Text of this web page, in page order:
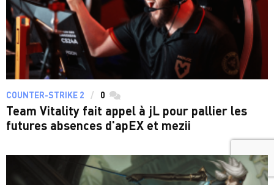
COUNTER-STRIKE 2 0 commentaires
Team Vitality fait appel à jL pour pallier les
futures absences d'apEX et mezii